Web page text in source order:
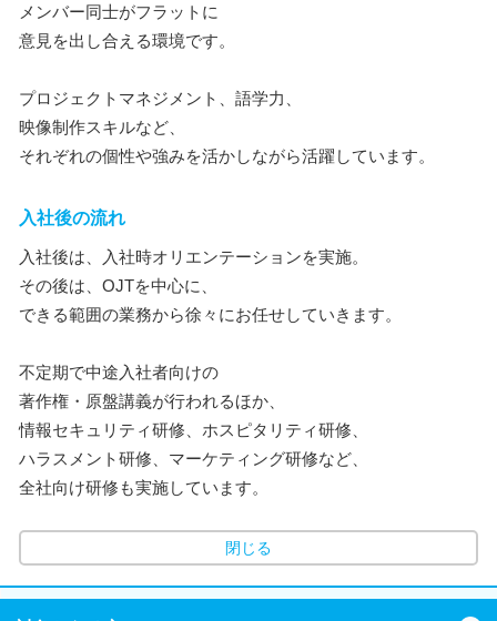
メンバー同士がフラットに
意見を出し合える環境です。
プロジェクトマネジメント、語学力、
映像制作スキルなど、
それぞれの個性や強みを活かしながら活躍しています。
入社後の流れ
入社後は、入社時オリエンテーションを実施。
その後は、OJTを中心に、
できる範囲の業務から徐々にお任せしていきます。
不定期で中途入社者向けの
著作権・原盤講義が行われるほか、
情報セキュリティ研修、ホスピタリティ研修、
ハラスメント研修、マーケティング研修など、
全社向け研修も実施しています。
閉じる